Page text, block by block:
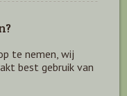
te nemen, wij
best gebruik van